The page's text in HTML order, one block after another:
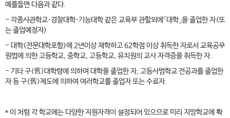
예를들면 다음과 같다.
- 각종사관학교·경찰대학·기능대학 같은 교육부 관할외에「대학」을 졸업한 자(또
는 졸업예정자)
- 대학(전문대학포함)에 2년이상 재학하고 62학점 이상 취득한 자로서 교육공무
원법에 의한 고등학교, 중학교, 고등학교, 유치원의 교사 자격증을 취득한 자.
- 기타 구(舊)대학령에 의하여 대학을 졸업한 자, 고등사범학교 전공과를 졸업한
자 등 구(舊)제도에 의하여 여러학교를 졸업자 또는 수료자.
* 이 처럼 각 학교에는 다양한 지원자격이 설정되어 있으므로 미리 지망학교에 확